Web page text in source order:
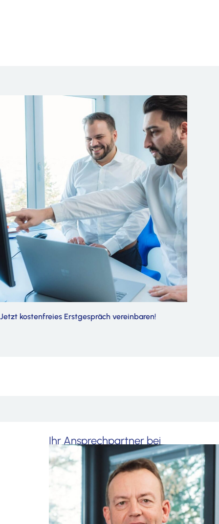
Unsere Beratungsleistungen für Sie
Umsetzungsberatung
Stellung von Beauftragten
Durchführung interne Audits
Trainings / Schulung
Begleitung externer Audits
Beschaffung von Fördergeldern
Jetzt kostenfreies Erstgespräch vereinbaren!
Ihr Ansprechpartner bei
Beratungsfragen
flaig@hopp-flaig.de
0711 / 320657-20